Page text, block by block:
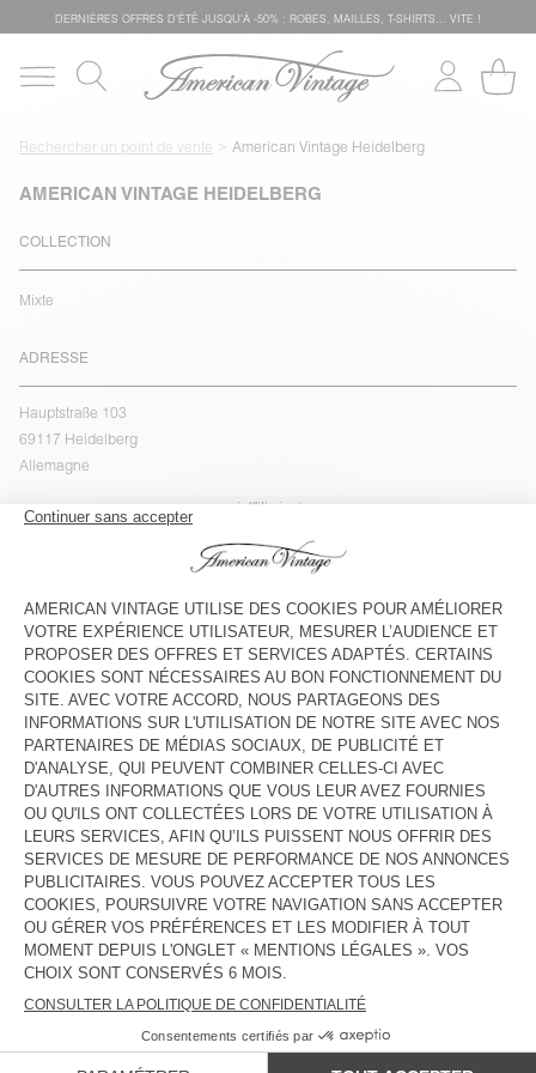
DERNIÈRES OFFRES D'ÉTÊ JUSQU'À -50% : ROBES, MAILLES, T-SHIRTS... VITE !
Rechercher un point de vente American Vintage Heidelberg
AMERICAN VINTAGE HEIDELBERG
COLLECTION
Mixte
ADRESSE
Hauptstraße 103
69117 Heidelberg
Allemagne
voir l''itinéraire
Lundi
11:00 - 18:00
Mardi
11:00 - 18:00
Mercredi
11:00 - 18:00
Jeudi
11:00 - 18:00
Vendredi
11:00 - 18:00
Samedi
11:00 - 18:00
Dimanche
Fermé
CONTACT
Tél. :(+49) 6221 6184490
E-mail :contact@americanvintage-store.com
LANGUE :